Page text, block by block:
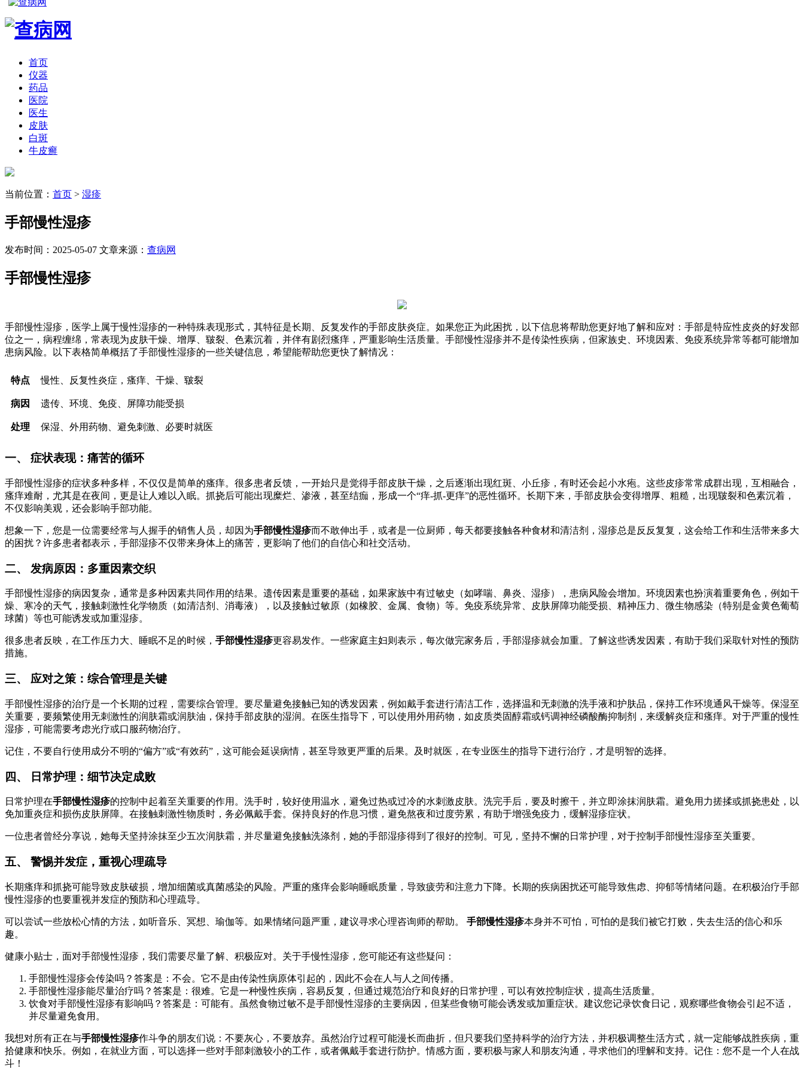
首页
仪器
药品
医院
医生
皮肤
白斑
牛皮癣
当前位置： 首页 > 湿疹
手部慢性湿疹
发布时间：2025-05-07 文章来源： 查病网
手部慢性湿疹
手部慢性湿疹，医学上属于慢性湿疹的一种特殊表现形式，其特征是长期、反复发作的手部皮肤炎症。如果您正为此困扰，以下信息将帮助您更好地了解和应对：手部是特应性皮炎的好发部
位之一，病程缠绵，常表现为皮肤干燥、增厚、皲裂、色素沉着，并伴有剧烈瘙痒，严重影响生活质量。手部慢性湿疹并不是传染性疾病，但家族史、环境因素、免疫系统异常等都可能增加
患病风险。以下表格简单概括了手部慢性湿疹的一些关键信息，希望能帮助您更快了解情况：
特点 慢性、反复性炎症，瘙痒、干燥、皲裂
病因 遗传、环境、免疫、屏障功能受损
处理 保湿、外用药物、避免刺激、必要时就医
一、 症状表现：痛苦的循环
手部慢性湿疹的症状多种多样，不仅仅是简单的瘙痒。很多患者反馈，一开始只是觉得手部皮肤干燥，之后逐渐出现红斑、小丘疹，有时还会起小水疱。这些皮疹常常成群出现，互相融合，
瘙痒难耐，尤其是在夜间，更是让人难以入眠。抓挠后可能出现糜烂、渗液，甚至结痂，形成一个“痒-抓-更痒”的恶性循环。长期下来，手部皮肤会变得增厚、粗糙，出现皲裂和色素沉着，
不仅影响美观，还会影响手部功能。
想象一下，您是一位需要经常与人握手的销售人员，却因为手部慢性湿疹而不敢伸出手，或者是一位厨师，每天都要接触各种食材和清洁剂，湿疹总是反反复复，这会给工作和生活带来多大
的困扰？许多患者都表示，手部湿疹不仅带来身体上的痛苦，更影响了他们的自信心和社交活动。
二、 发病原因：多重因素交织
手部慢性湿疹的病因复杂，通常是多种因素共同作用的结果。遗传因素是重要的基础，如果家族中有过敏史（如哮喘、鼻炎、湿疹），患病风险会增加。环境因素也扮演着重要角色，例如干
燥、寒冷的天气，接触刺激性化学物质（如清洁剂、消毒液），以及接触过敏原（如橡胶、金属、食物）等。免疫系统异常、皮肤屏障功能受损、精神压力、微生物感染（特别是金黄色葡萄
球菌）等也可能诱发或加重湿疹。
很多患者反映，在工作压力大、睡眠不足的时候， 手部慢性湿疹更容易发作。一些家庭主妇则表示，每次做完家务后，手部湿疹就会加重。了解这些诱发因素，有助于我们采取针对性的预防
措施。
三、 应对之策：综合管理是关键
手部慢性湿疹的治疗是一个长期的过程，需要综合管理。要尽量避免接触已知的诱发因素，例如戴手套进行清洁工作，选择温和无刺激的洗手液和护肤品，保持工作环境通风干燥等。保湿至
关重要，要频繁使用无刺激性的润肤霜或润肤油，保持手部皮肤的湿润。在医生指导下，可以使用外用药物，如皮质类固醇霜或钙调神经磷酸酶抑制剂，来缓解炎症和瘙痒。对于严重的慢性
湿疹，可能需要考虑光疗或口服药物治疗。
记住，不要自行使用成分不明的“偏方”或“有效药”，这可能会延误病情，甚至导致更严重的后果。及时就医，在专业医生的指导下进行治疗，才是明智的选择。
四、 日常护理：细节决定成败
日常护理在手部慢性湿疹的控制中起着至关重要的作用。洗手时，较好使用温水，避免过热或过冷的水刺激皮肤。洗完手后，要及时擦干，并立即涂抹润肤霜。避免用力搓揉或抓挠患处，以
免加重炎症和损伤皮肤屏障。在接触刺激性物质时，务必佩戴手套。保持良好的作息习惯，避免熬夜和过度劳累，有助于增强免疫力，缓解湿疹症状。
一位患者曾经分享说，她每天坚持涂抹至少五次润肤霜，并尽量避免接触洗涤剂，她的手部湿疹得到了很好的控制。可见，坚持不懈的日常护理，对于控制手部慢性湿疹至关重要。
五、 警惕并发症，重视心理疏导
长期瘙痒和抓挠可能导致皮肤破损，增加细菌或真菌感染的风险。严重的瘙痒会影响睡眠质量，导致疲劳和注意力下降。长期的疾病困扰还可能导致焦虑、抑郁等情绪问题。在积极治疗手部
慢性湿疹的也要重视并发症的预防和心理疏导。
可以尝试一些放松心情的方法，如听音乐、冥想、瑜伽等。如果情绪问题严重，建议寻求心理咨询师的帮助。 手部慢性湿疹本身并不可怕，可怕的是我们被它打败，失去生活的信心和乐
趣。
健康小贴士，面对手部慢性湿疹，我们需要尽量了解、积极应对。关于手慢性湿疹，您可能还有这些疑问：
手部慢性湿疹会传染吗？答案是：不会。它不是由传染性病原体引起的，因此不会在人与人之间传播。
手部慢性湿疹能尽量治疗吗？答案是：很难。它是一种慢性疾病，容易反复，但通过规范治疗和良好的日常护理，可以有效控制症状，提高生活质量。
饮食对手部慢性湿疹有影响吗？答案是：可能有。虽然食物过敏不是手部慢性湿疹的主要病因，但某些食物可能会诱发或加重症状。建议您记录饮食日记，观察哪些食物会引起不适，
并尽量避免食用。
我想对所有正在与手部慢性湿疹作斗争的朋友们说：不要灰心，不要放弃。虽然治疗过程可能漫长而曲折，但只要我们坚持科学的治疗方法，并积极调整生活方式，就一定能够战胜疾病，重
拾健康和快乐。例如，在就业方面，可以选择一些对手部刺激较小的工作，或者佩戴手套进行防护。情感方面，要积极与家人和朋友沟通，寻求他们的理解和支持。记住：您不是一个人在战
斗！